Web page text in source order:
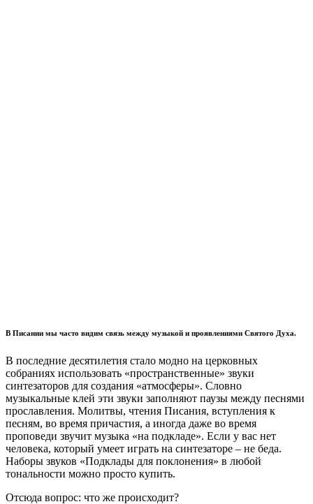
В Писании мы часто видим связь между музыкой и проявлениями Святого Духа.
В последние десятилетия стало модно на церковных
собраниях использовать «пространственные» звуки
синтезаторов для создания «атмосферы». Словно
музыкальные клей эти звуки заполняют паузы между песнями
прославления. Молитвы, чтения Писания, вступления к
песням, во время причастия, а иногда даже во время
проповеди звучит музыка «на подкладе». Если у вас нет
человека, который умеет играть на синтезаторе – не беда.
Наборы звуков «Подклады для поклонения» в любой
тональности можно просто купить.
Отсюда вопрос: что же происходит?